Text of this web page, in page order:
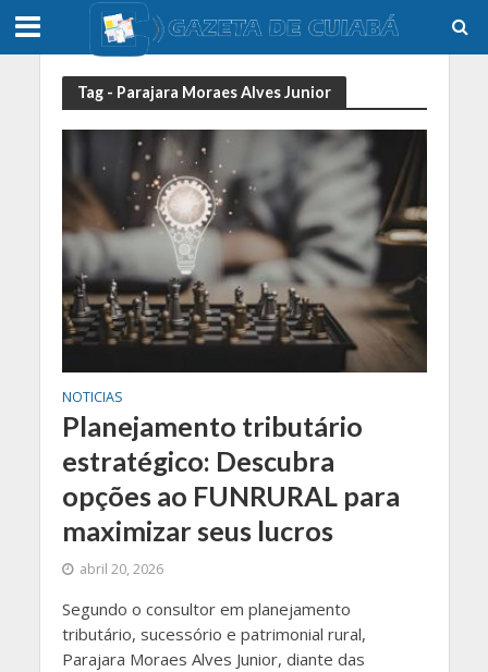
Tag - Parajara Moraes Alves Junior
NOTICIAS
Planejamento tributário
estratégico: Descubra
opções ao FUNRURAL para
maximizar seus lucros
abril 20, 2026
Segundo o consultor em planejamento
tributário, sucessório e patrimonial rural,
Parajara Moraes Alves Junior, diante das